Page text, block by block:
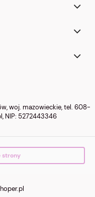
woj. mazowieckie, tel. 608-
, NIP: 5272443346
strony